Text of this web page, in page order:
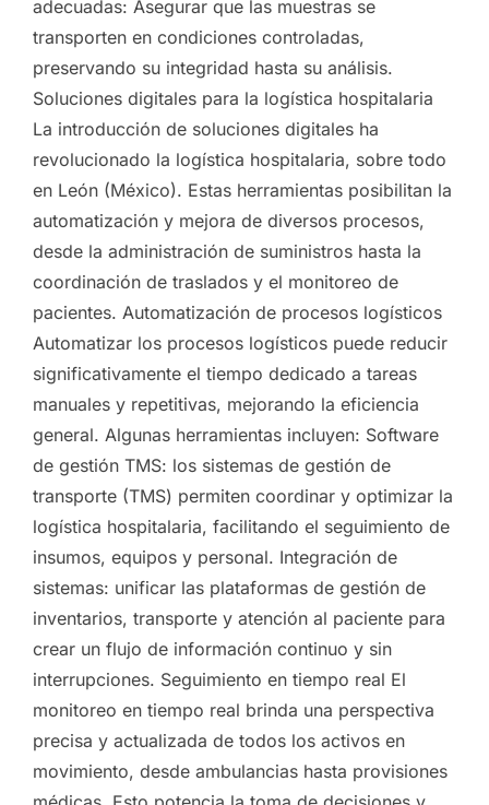
adecuadas: Asegurar que las muestras se
transporten en condiciones controladas,
preservando su integridad hasta su análisis.
Soluciones digitales para la logística hospitalaria
La introducción de soluciones digitales ha
revolucionado la logística hospitalaria, sobre todo
en León (México). Estas herramientas posibilitan la
automatización y mejora de diversos procesos,
desde la administración de suministros hasta la
coordinación de traslados y el monitoreo de
pacientes. Automatización de procesos logísticos
Automatizar los procesos logísticos puede reducir
significativamente el tiempo dedicado a tareas
manuales y repetitivas, mejorando la eficiencia
general. Algunas herramientas incluyen: Software
de gestión TMS: los sistemas de gestión de
transporte (TMS) permiten coordinar y optimizar la
logística hospitalaria, facilitando el seguimiento de
insumos, equipos y personal. Integración de
sistemas: unificar las plataformas de gestión de
inventarios, transporte y atención al paciente para
crear un flujo de información continuo y sin
interrupciones. Seguimiento en tiempo real El
monitoreo en tiempo real brinda una perspectiva
precisa y actualizada de todos los activos en
movimiento, desde ambulancias hasta provisiones